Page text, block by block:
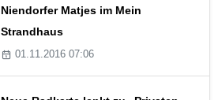
Niendorfer Matjes im Mein
Strandhaus
01.11.2016 07:06